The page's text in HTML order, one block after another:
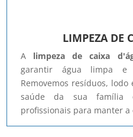
LIMPEZA DE
A limpeza de caixa
garantir água limpa e
Removemos resíduos,
saúde da sua família
profissionais para manter